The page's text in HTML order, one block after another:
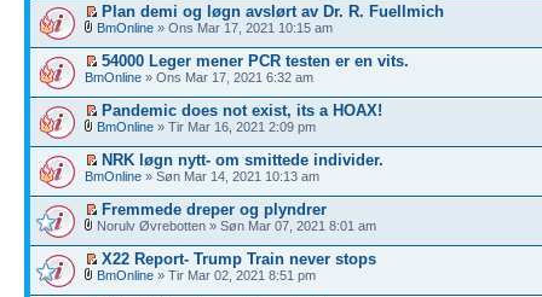
Plan demi og løgn avslørt av Dr. R. Fuellmich
BmOnline » Ons Mar 17, 2021 10:15 am
54000 Leger mener PCR testen er en vits.
BmOnline » Ons Mar 17, 2021 6:32 am
Pandemic does not exist, its a HOAX!
BmOnline » Tir Mar 16, 2021 2:09 pm
NRK løgn nytt- om smittede individer.
BmOnline » Søn Mar 14, 2021 10:13 am
Fremmede dreper og plyndrer
Norulv Øvrebotten » Søn Mar 07, 2021 8:01 am
X22 Report- Trump Train never stops
BmOnline » Tir Mar 02, 2021 8:51 pm